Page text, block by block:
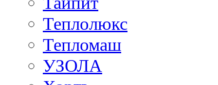
Теплолюкс
Тепломаш
УЗОЛА